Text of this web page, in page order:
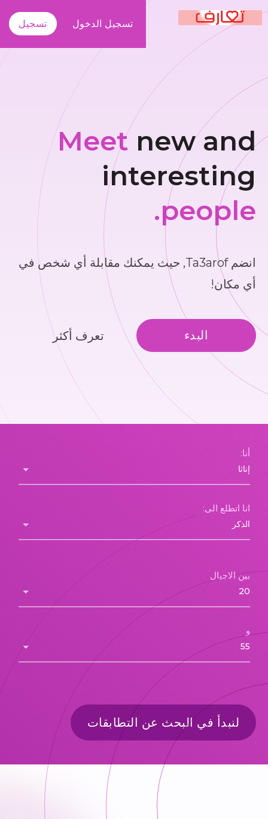
تسجيل الدخول تسجيل
Meetnew and
interesting
people.
انضم Ta3arof, حيث يمكنك مقابلة أي شخص في
أي مكان!
البدء تعرف أكثر
أنا:
انا اتطلع الى:
بين الاجيال
و
لنبدأ في البحث عن التطابقات